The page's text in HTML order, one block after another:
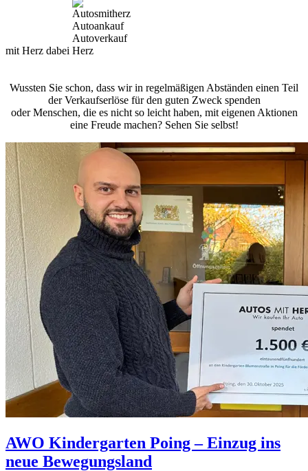
mit Herz dabei
Wussten Sie schon, dass wir in regelmäßigen Abständen einen Teil
der Verkaufserlöse für den guten Zweck spenden
oder Menschen, die es nicht so leicht haben, mit eigenen Aktionen
eine Freude machen? Sehen Sie selbst!
AWO Kindergarten Poing – Einzug ins
neue Bewegungsland